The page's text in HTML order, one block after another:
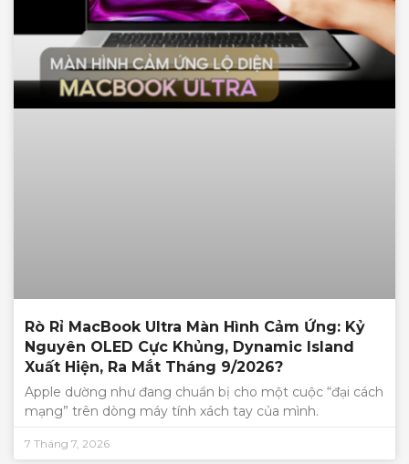
Rò Rỉ MacBook Ultra Màn Hình Cảm Ứng: Kỷ
Nguyên OLED Cực Khủng, Dynamic Island
Xuất Hiện, Ra Mắt Tháng 9/2026?
Apple dường như đang chuẩn bị cho một cuộc “đại cách
mạng” trên dòng máy tính xách tay của mình.
7 Tháng 7, 2026